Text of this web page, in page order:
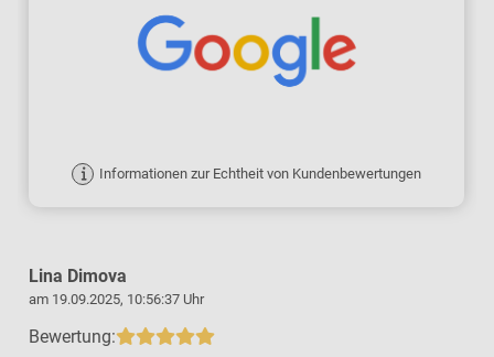
Informationen zur Echtheit von Kundenbewertungen
Lina Dimova
am 19.09.2025, 10:56:37 Uhr
Bewertung: